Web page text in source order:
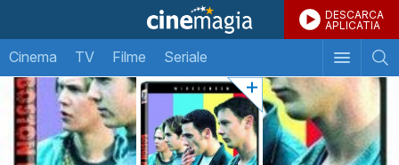
DESCARCA
APLICATIA
Cinema TV Filme Seriale